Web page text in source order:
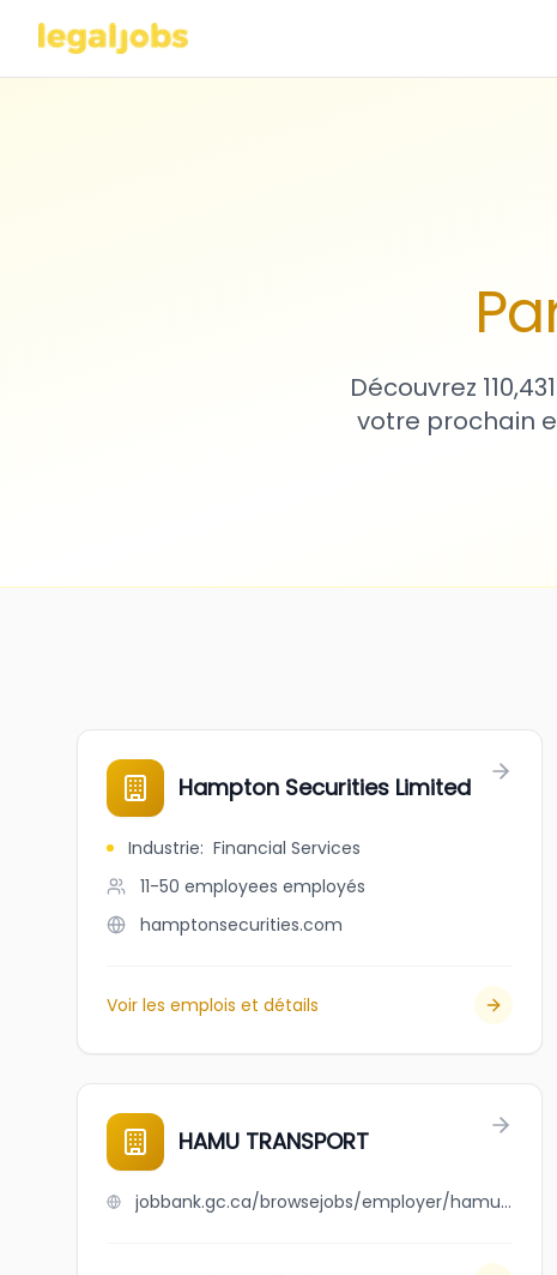
Découvrez
votre prochain
Hampton Securities Limited
Industrie: Financial Services
11-50 employees employés
hamptonsecurities.com
Voir les emplois et détails
HAMU TRANSPORT
jobbank.gc.ca/browsejobs/employer/hamu+transport/ca